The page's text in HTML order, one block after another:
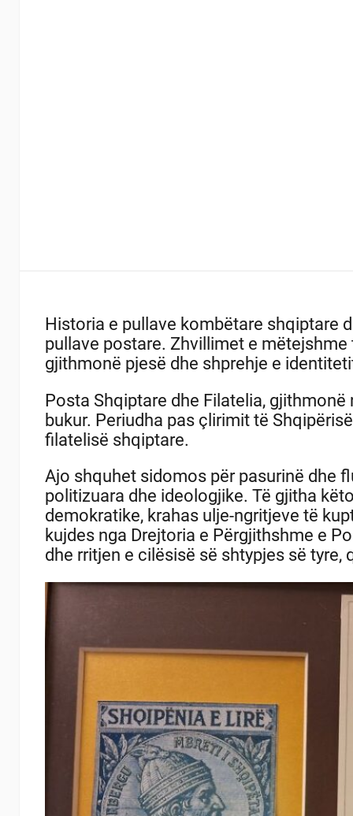
Historia e pullave kombëtare shqiptare
pullave postare. Zhvillimet e
gjithmonë pjesë dhe shprehje e
Posta Shqiptare dhe Filatelia,
bukur. Periudha pas çlirimit të
filatelisë shqiptare.
Ajo shquhet sidomos për pasurinë dhe
politizuara dhe ideologjike. Të gjitha
demokratike, krahas ulje-ngritjeve të
kujdes nga Drejtoria e Përgjithshme e
dhe rritjen e cilësisë së shtypjes së